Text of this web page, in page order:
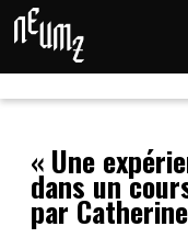
« Une
dans un
par